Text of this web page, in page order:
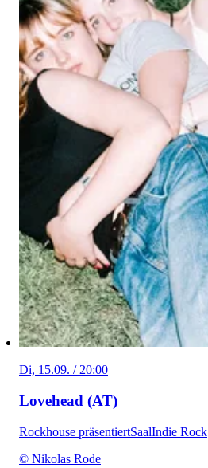
Di, 15.09. / 20:00
Lovehead (AT)
Rockhouse präsentiertSaalIndie Rock
© Nikolas Rode